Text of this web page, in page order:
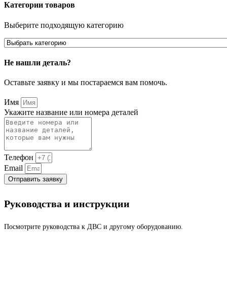
Категории товаров
Выберите подходящую категорию
Не нашли деталь?
Оставьте заявку и мы постараемся вам помочь.
Имя
Укажите название или номера деталей
Телефон
Email
Отправить заявку
Руководства и инструкции
Посмотрите руководства к ДВС и другому оборудованию.